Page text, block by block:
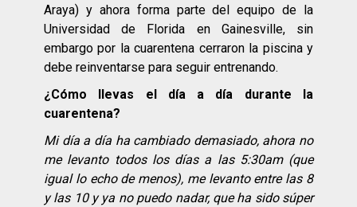
Araya) y ahora forma parte del equipo de la
Universidad de Florida en Gainesville, sin
embargo por la cuarentena cerraron la piscina y
debe reinventarse para seguir entrenando.
¿Cómo llevas el día a día durante la
cuarentena?
Mi día a día ha cambiado demasiado, ahora no
me levanto todos los días a las 5:30am (que
igual lo echo de menos), me levanto entre las 8
y las 10 y ya no puedo nadar, que ha sido súper